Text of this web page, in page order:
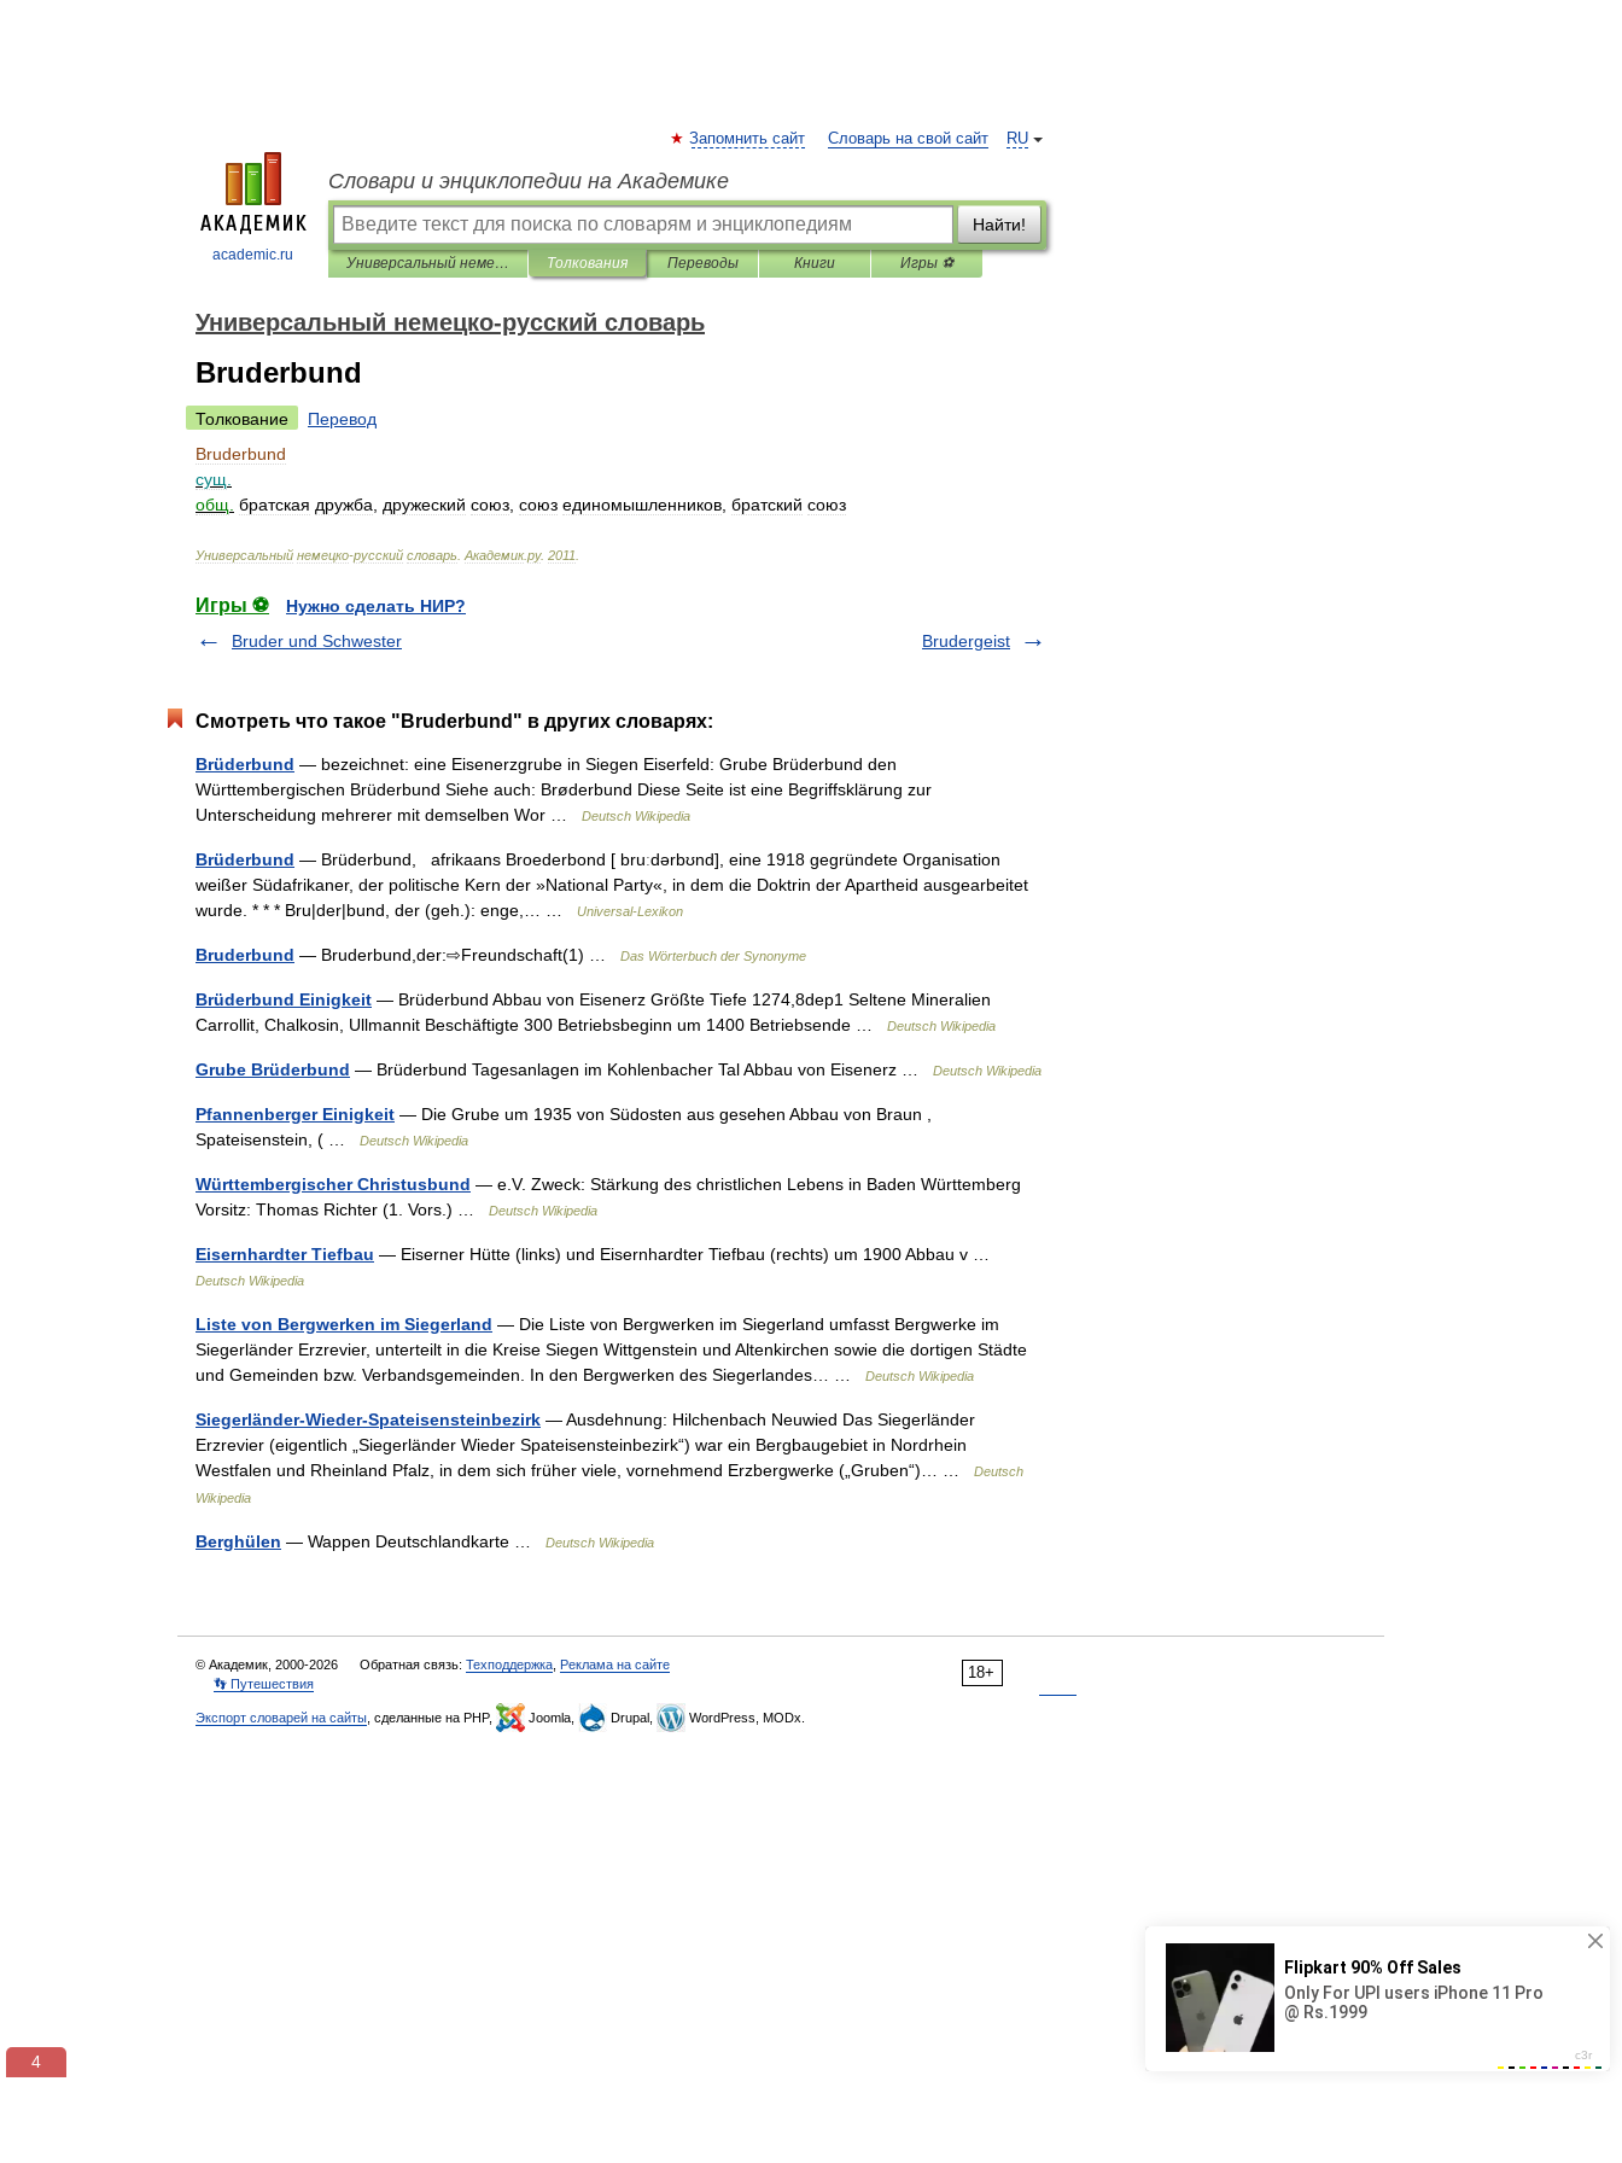
academic.ru
RU
Запомнить сайт Словарь на свой сайт
Словари и энциклопедии на Академике
Найти!
Универсальный немецко-русский словарь Толкования Переводы Книги Игры ⚽
Универсальный немецко-русский словарь
Bruderbund
Толкование
Перевод
Bruderbund
сущ
общ братская дружба дружеский союз союз единомышленников братский союз
Универсальный немецко-русский словарь Академик.ру. 2011
Игры ⚽
Нужно сделать НИР?
Bruder und Schwester
Brudergeist
Смотреть что такое "Bruderbund" в других словарях:
Brüderbund — bezeichnet: eine Eisenerzgrube in Siegen Eiserfeld: Grube Brüderbund den
Württembergischen Brüderbund Siehe auch: Brøderbund Diese Seite ist eine Begriffsklärung zur
Unterscheidung mehrerer mit demselben Wor …
Deutsch Wikipedia
Brüderbund — Brüderbund, afrikaans Broederbond [ bruːdərbʊnd], eine 1918 gegründete Organisation
weißer Südafrikaner, der politische Kern der »National Party«, in dem die Doktrin der Apartheid ausgearbeitet
wurde. * * * Bru|der|bund, der (geh.): enge,… …
Universal-Lexikon
Bruderbund — Bruderbund,der:⇨Freundschaft(1) … Das Wörterbuch der Synonyme
Brüderbund Einigkeit — Brüderbund Abbau von Eisenerz Größte Tiefe 1274,8dep1 Seltene Mineralien
Carrollit, Chalkosin, Ullmannit Beschäftigte 300 Betriebsbeginn um 1400 Betriebsende …
Deutsch Wikipedia
Grube Brüderbund — Brüderbund Tagesanlagen im Kohlenbacher Tal Abbau von Eisenerz … Deutsch Wikipedia
Pfannenberger Einigkeit — Die Grube um 1935 von Südosten aus gesehen Abbau von Braun ,
Spateisenstein, ( …
Deutsch Wikipedia
Württembergischer Christusbund — e.V. Zweck: Stärkung des christlichen Lebens in Baden Württemberg
Vorsitz: Thomas Richter (1. Vors.) …
Deutsch Wikipedia
Eisernhardter Tiefbau — Eiserner Hütte (links) und Eisernhardter Tiefbau (rechts) um 1900 Abbau v …
Deutsch Wikipedia
Liste von Bergwerken im Siegerland — Die Liste von Bergwerken im Siegerland umfasst Bergwerke im
Siegerländer Erzrevier, unterteilt in die Kreise Siegen Wittgenstein und Altenkirchen sowie die dortigen Städte
und Gemeinden bzw. Verbandsgemeinden. In den Bergwerken des Siegerlandes… …
Deutsch Wikipedia
Siegerländer-Wieder-Spateisensteinbezirk — Ausdehnung: Hilchenbach Neuwied Das Siegerländer
Erzrevier (eigentlich „Siegerländer Wieder Spateisensteinbezirk“) war ein Bergbaugebiet in Nordrhein
Westfalen und Rheinland Pfalz, in dem sich früher viele, vornehmend Erzbergwerke („Gruben“)… …
Deutsch
Wikipedia
Berghülen — Wappen Deutschlandkarte … Deutsch Wikipedia
18+
© Академик, 2000-2026 Обратная связь: Техподдержка Реклама на сайте
👣 Путешествия
Экспорт словарей на сайты , сделанные на PHP, Joomla, Drupal, WordPress, MODx.
4